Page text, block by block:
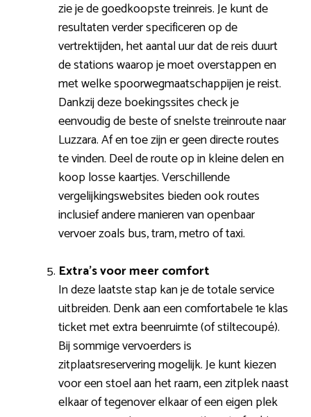
zie je de goedkoopste treinreis. Je kunt de
resultaten verder specificeren op de
vertrektijden, het aantal uur dat de reis duurt
de stations waarop je moet overstappen en
met welke spoorwegmaatschappijen je reist.
Dankzij deze boekingssites check je
eenvoudig de beste of snelste treinroute naar
Luzzara. Af en toe zijn er geen directe routes
te vinden. Deel de route op in kleine delen en
koop losse kaartjes. Verschillende
vergelijkingswebsites bieden ook routes
inclusief andere manieren van openbaar
vervoer zoals bus, tram, metro of taxi.
Extra’s voor meer comfort
In deze laatste stap kan je de totale service
uitbreiden. Denk aan een comfortabele 1e klas
ticket met extra beenruimte (of stiltecoupé).
Bij sommige vervoerders is
zitplaatsreservering mogelijk. Je kunt kiezen
voor een stoel aan het raam, een zitplek naast
elkaar of tegenover elkaar of een eigen plek